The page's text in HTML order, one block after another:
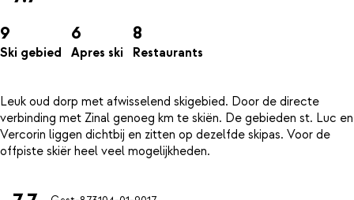
9
Ski gebied
6
Apres ski
8
Restaurants
Leuk oud dorp met afwisselend skigebied. Door de directe
verbinding met Zinal genoeg km te skiën. De gebieden st. Luc en
Vercorin liggen dichtbij en zitten op dezelfde skipas. Voor de